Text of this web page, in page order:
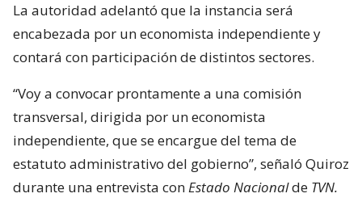
La autoridad adelantó que la instancia será
encabezada por un economista independiente y
contará con participación de distintos sectores.
“Voy a convocar prontamente a una comisión
transversal, dirigida por un economista
independiente, que se encargue del tema de
estatuto administrativo del gobierno”, señaló Quiroz
durante una entrevista conEstado Nacionalde TVN.